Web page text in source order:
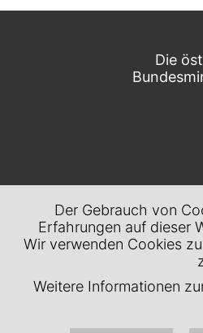
Die
Der Gebrauch von
Erfahrungen auf dieser
Wir verwenden Cookies
Weitere Informationen